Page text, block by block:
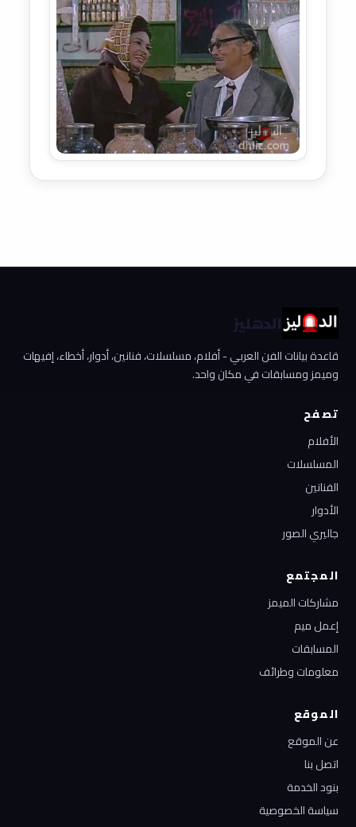
الدهليز
قاعدة بيانات الفن العربي - أفلام، مسلسلات، فنانين، أدوار، أخطاء، إفيهات
وميمز ومسابقات في مكان واحد.
تصفح
الأفلام
المسلسلات
الفنانين
الأدوار
جاليري الصور
المجتمع
مشاركات الميمز
إعمل ميم
المسابقات
معلومات وطرائف
الموقع
عن الموقع
اتصل بنا
بنود الخدمة
سياسة الخصوصية